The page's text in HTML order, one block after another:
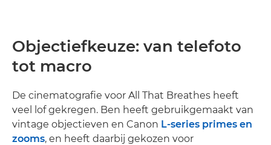
Objectiefkeuze: van telefoto
tot macro
De cinematografie voor All That Breathes heeft
veel lof gekregen. Ben heeft gebruikgemaakt van
vintage objectieven en Canon L-series primes en
zooms, en heeft daarbij gekozen voor